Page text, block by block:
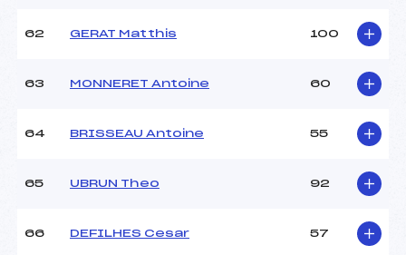
62 GERAT Matthis 100
63 MONNERET Antoine 60
64 BRISSEAU Antoine 55
65 UBRUN Theo 92
66 DEFILHES Cesar 57